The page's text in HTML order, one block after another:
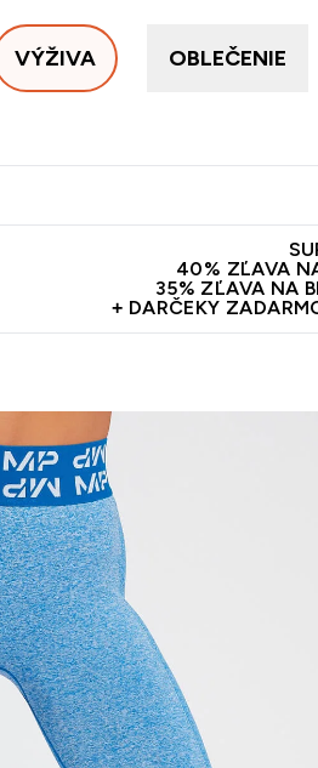
VÝŽIVA OBLEČENIE
40% ZĽAVA
35% ZĽAVA NA
+ DARČEKY